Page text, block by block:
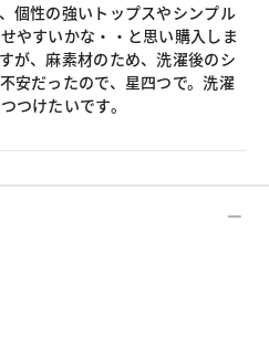
個性の強いトップスやシンプル
やすいかな・・と思い購入しま
が、麻素材のため、洗濯後のシ
安だったので、星四つで。洗濯
つけたいです。